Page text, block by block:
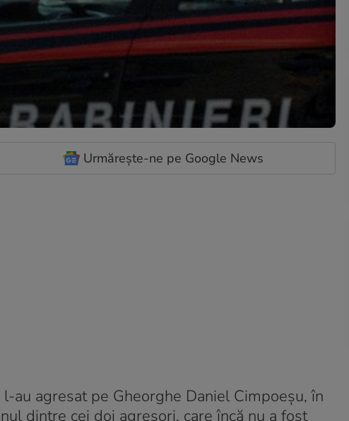
Urmărește-ne pe Google News
au agresat pe Gheorghe Daniel Cimpoeşu, în
dintre cei doi agresori, care încă nu a fost